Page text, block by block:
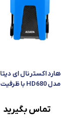
هارد اکسترنال ای دیتا
مدل HD680 با ظرفیت
تماس بگیرید